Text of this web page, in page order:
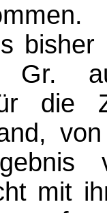
Gr.
die
mit